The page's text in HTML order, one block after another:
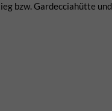
bzw. Gardecciahütte